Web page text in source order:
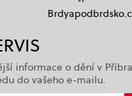
informace o dění v
do vašeho e-mailu.